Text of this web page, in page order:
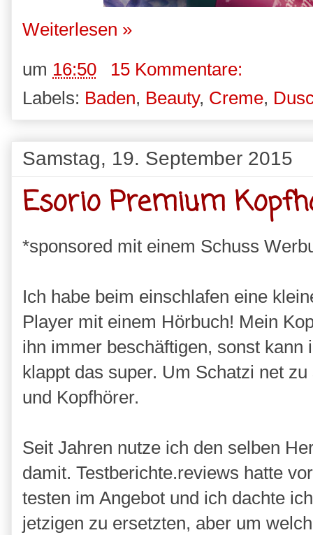
Weiterlesen »
um 16:50
15 Kommentare:
Labels: Baden, Beauty, Creme,
Samstag, 19. September 2015
Esorio Premium
*sponsored mit einem Schuss
Ich habe beim einschlafen eine
Player mit einem Hörbuch! Mein
ihn immer beschäftigen, sonst
klappt das super. Um Schatzi net
und Kopfhörer.
Seit Jahren nutze ich den selben
damit. Testberichte.reviews hatte
testen im Angebot und ich dachte
jetzigen zu ersetzten, aber um